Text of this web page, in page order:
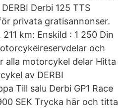
Derbi 125 TTS
privata gratisannonser.
km: Enskild : 1 250 Din
och
alla motorcykel delar Hitta
av DERBI
Till salu Derbi GP1 Race
SEK Trycka här och titta